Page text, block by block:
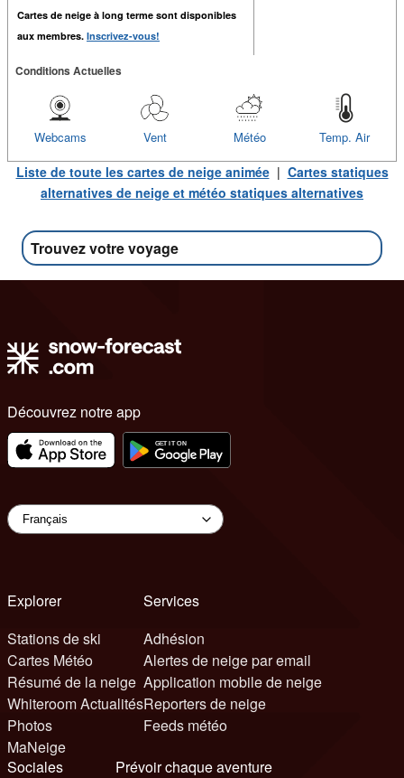
Cartes de neige à long terme sont disponibles
aux membres. Inscrivez-vous!
Conditions Actuelles
Temp. Air
Météo
Vent
Webcams
Liste de toute les cartes de neige animée| Cartes statiques
alternatives de neige et météo statiques alternatives
Trouvez votre voyage
Découvrez notre app
Explorer
Stations de ski
Cartes Météo
Résumé de la neige
Whiteroom Actualités
Photos
MaNeige
Services
Adhésion
Alertes de neige par email
Application mobile de neige
Reporters de neige
Feeds météo
Sociales
Prévoir chaque aventure